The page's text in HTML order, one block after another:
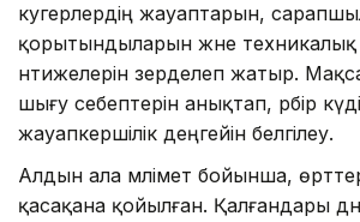
куәгерлердің жауаптарын,
қорытындыларын және техникалық
нәтижелерін зерделеп жатыр.
шығу себептерін анықтап, әрбір
жауапкершілік деңгейін белгілеу.
Алдын ала мәлімет бойынша,
қасақана қойылған. Қалғандары